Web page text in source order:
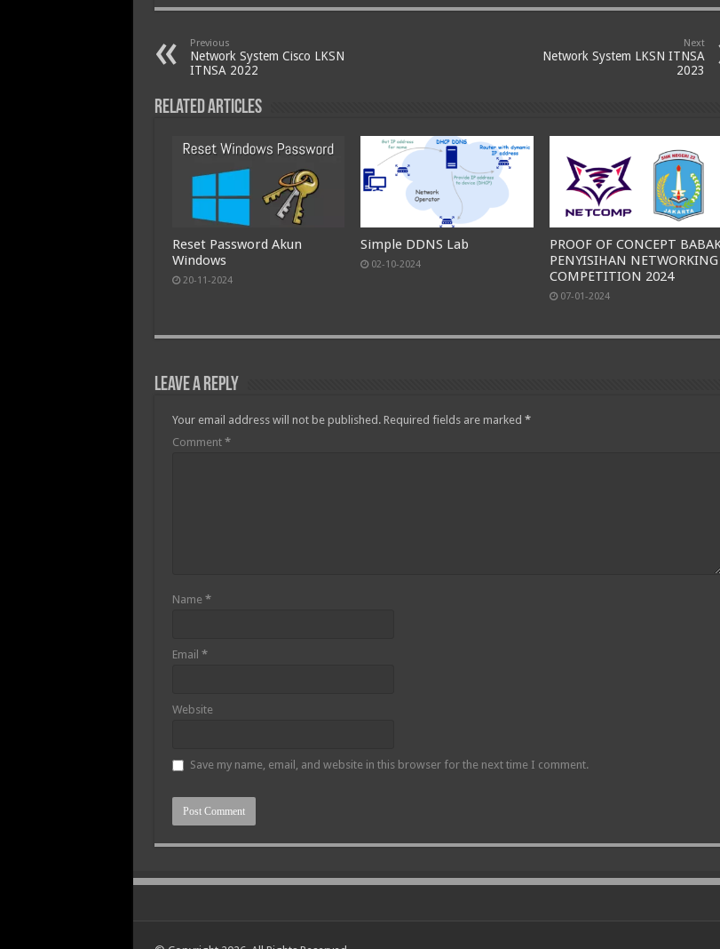
Previous
Network System Cisco LKSN
ITNSA 2022
Next
Network System LKSN ITNSA
2023
Related Articles
Reset Password Akun
Windows
20-11-2024
Simple DDNS Lab
02-10-2024
PROOF OF CONCEPT
PENYISIHAN NETWORKING
COMPETITION 2024
07-01-2024
Leave a Reply
Your email address will not be published. Required fields are marked *
Comment *
Name *
Email *
Website
Save my name, email, and website in this browser for the next time I comment.